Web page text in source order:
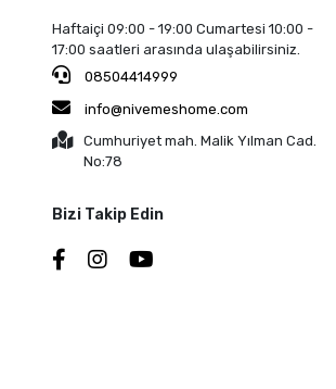
Haftaiçi 09:00 - 19:00 Cumartesi 10:00 -
17:00 saatleri arasında ulaşabilirsiniz.
08504414999
info@nivemeshome.com
Cumhuriyet mah. Malik Yılman Cad.
No:78
Bizi Takip Edin